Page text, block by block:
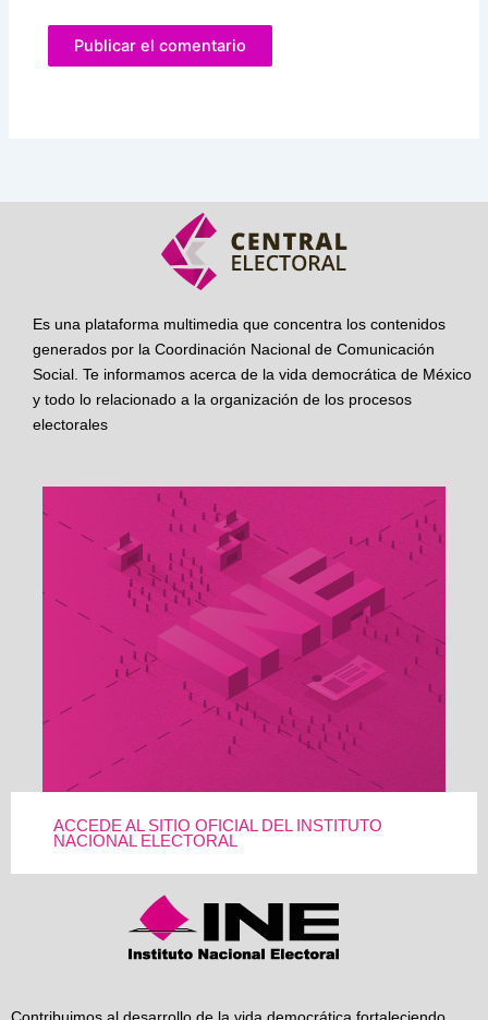
Es una plataforma multimedia que concentra los contenidos
generados por la Coordinación Nacional de Comunicación
Social. Te informamos acerca de la vida democrática de México
y todo lo relacionado a la organización de los procesos
electorales
ACCEDE AL SITIO OFICIAL DEL INSTITUTO
NACIONAL ELECTORAL